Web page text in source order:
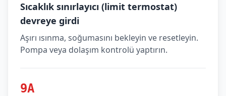
Sıcaklık sınırlayıcı (limit termostat)
devreye girdi
Aşırı ısınma, soğumasını bekleyin ve resetleyin.
Pompa veya dolaşım kontrolü yaptırın.
9A